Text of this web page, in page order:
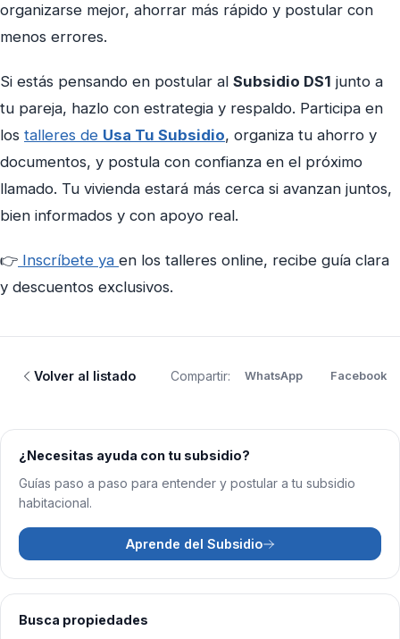
organizarse mejor, ahorrar más rápido y postular con
menos errores.
Si estás pensando en postular al Subsidio DS1 junto a
tu pareja, hazlo con estrategia y respaldo. Participa en
los talleres de Usa Tu Subsidio, organiza tu ahorro y
documentos, y postula con confianza en el próximo
llamado. Tu vivienda estará más cerca si avanzan juntos,
bien informados y con apoyo real.
👉 Inscríbete ya en los talleres online, recibe guía clara
y descuentos exclusivos.
Volver al listado Compartir: WhatsApp Facebook
¿Necesitas ayuda con tu subsidio?
Guías paso a paso para entender y postular a tu subsidio
habitacional.
Aprende del Subsidio
Busca propiedades